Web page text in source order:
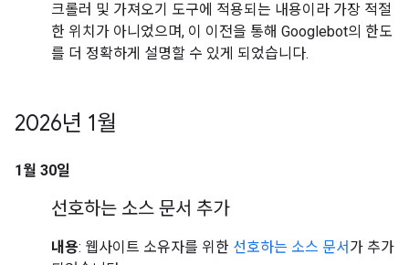
크롤러 및 가져오기 도구에 적용되는 내용이라 가장 적절
한 위치가 아니었으며, 이 이전을 통해 Googlebot의 한도
를 더 정확하게 설명할 수 있게 되었습니다.
2026년 1월
1월 30일
선호하는 소스 문서 추가
내용: 웹사이트 소유자를 위한 선호하는 소스 문서 가 추가